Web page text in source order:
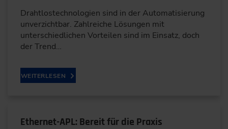
Drahtlostechnologien sind in der Automatisierung
unverzichtbar. Zahlreiche Lösungen mit
unterschiedlichen Vorteilen sind im Einsatz, doch
der Trend…
WEITERLESEN
Ethernet-APL: Bereit für die Praxis